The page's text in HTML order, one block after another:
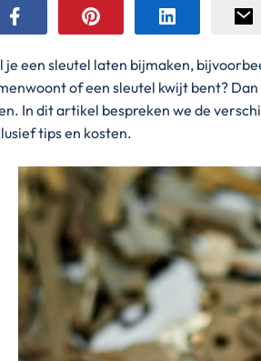
je een sleutel laten bijmaken,
of een sleutel kwijt bent?
In dit artikel bespreken we de
tips en kosten.